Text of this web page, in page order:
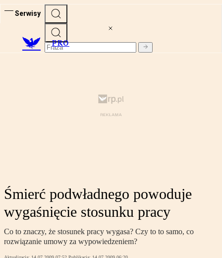
Serwisy
PRO
Śmierć podwładnego powoduje
wygaśnięcie stosunku pracy
Co to znaczy, że stosunek pracy wygasa? Czy to to samo, co
rozwiązanie umowy za wypowiedzeniem?